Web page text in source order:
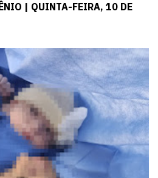
| QUINTA-FEIRA, 10 DE